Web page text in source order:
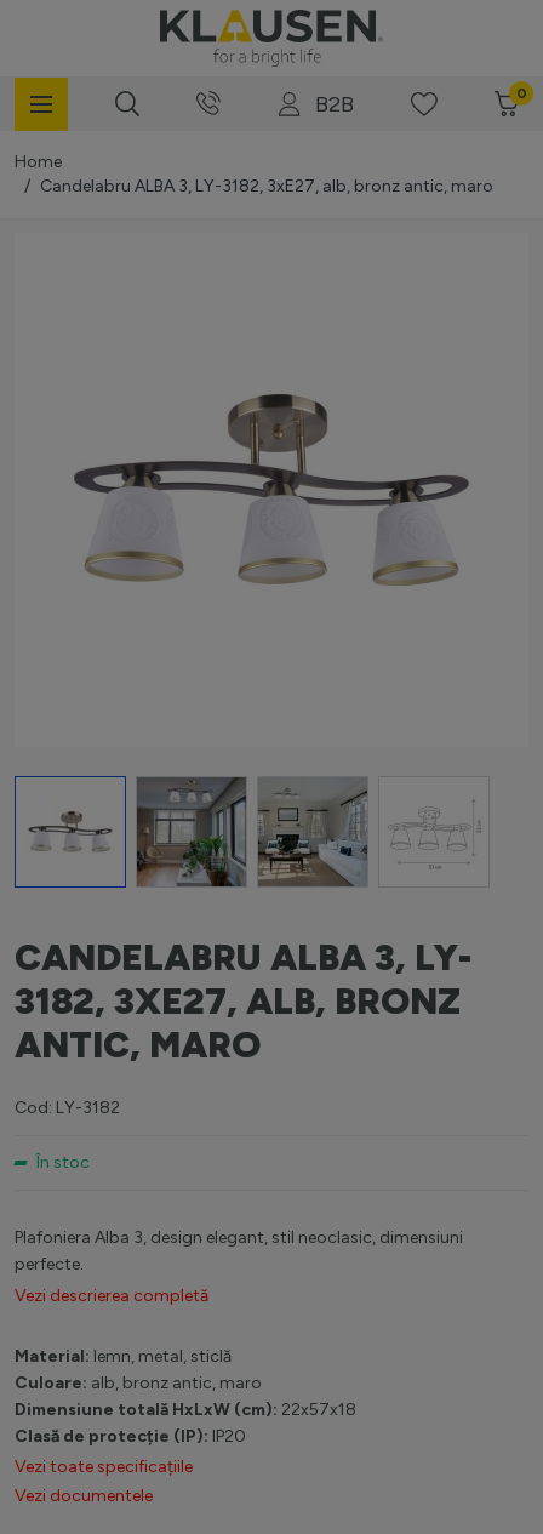
B2B 0
Home
/ Candelabru ALBA 3, LY-3182, 3xE27, alb, bronz antic, maro
View larger imageView larger imageView larger image
CANDELABRU ALBA 3, LY-
3182, 3XE27, ALB, BRONZ
ANTIC, MARO
Cod: LY-3182
În stoc
Plafoniera Alba 3, design elegant, stil neoclasic, dimensiuni
perfecte.
Vezi descrierea completă
Material: lemn, metal, sticlă
Culoare: alb, bronz antic, maro
Dimensiune totală HxLxW (cm): 22x57x18
Clasă de protecție (IP): IP20
Vezi toate specificațiile
Vezi documentele